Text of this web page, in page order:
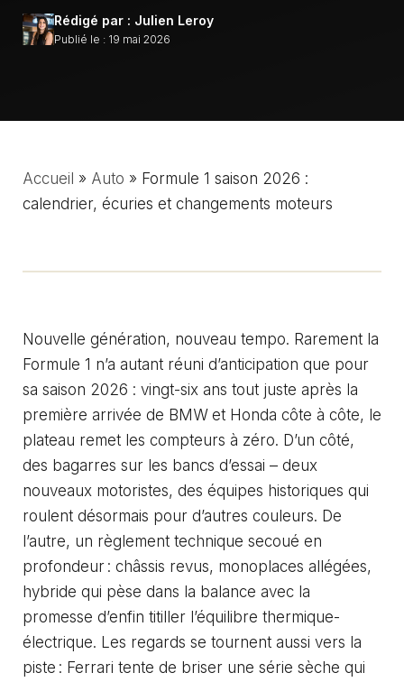
Rédigé par : Julien Leroy
Publié le : 19 mai 2026
Accueil » Auto » Formule 1 saison 2026 :
calendrier, écuries et changements moteurs
Nouvelle génération, nouveau tempo. Rarement la
Formule 1 n’a autant réuni d’anticipation que pour
sa saison 2026 : vingt-six ans tout juste après la
première arrivée de BMW et Honda côte à côte, le
plateau remet les compteurs à zéro. D’un côté,
des bagarres sur les bancs d’essai – deux
nouveaux motoristes, des équipes historiques qui
roulent désormais pour d’autres couleurs. De
l’autre, un règlement technique secoué en
profondeur : châssis revus, monoplaces allégées,
hybride qui pèse dans la balance avec la
promesse d’enfin titiller l’équilibre thermique-
électrique. Les regards se tournent aussi vers la
piste : Ferrari tente de briser une série sèche qui